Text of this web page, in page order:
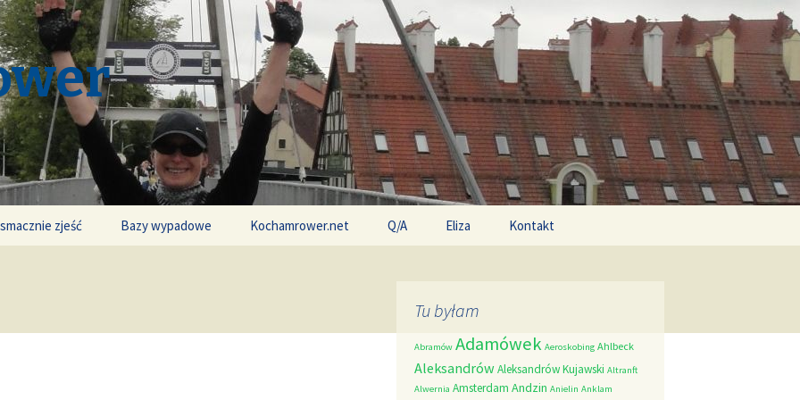
zjeść Bazy wypadowe Kochamrower.net Q/A Eliza Kontakt
Tu byłam
Abramów Adamówek Aeroskobing Ahlbeck
AleksandrówAleksandrów Kujawski Altranft
Alwernia Amsterdam Andzin Anielin Anklam